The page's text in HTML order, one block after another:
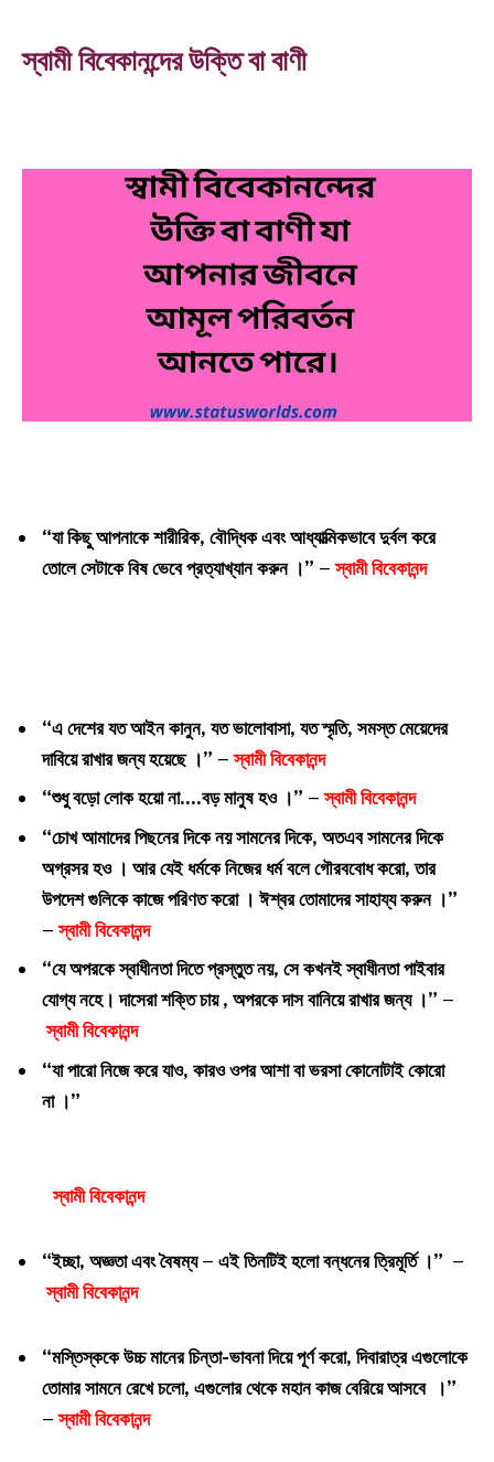
স্বামী বিবেকানন্দের উক্তি বা বাণী
“যা কিছু আপনাকে শারীরিক, বৌদ্ধিক এবং আধ্যাত্মিকভাবে দুর্বল করে
তোলে সেটাকে বিষ ভেবে প্রত্যাখ্যান করুন ।” –স্বামী বিবেকানন্দ
“এ দেশের যত আইন কানুন, যত ভালোবাসা, যত স্মৃতি, সমস্ত মেয়েদের
দাবিয়ে রাখার জন্য হয়েছে ।” –স্বামী বিবেকানন্দ
“শুধু বড়ো লোক হয়ো না….বড় মানুষ হও ।” –স্বামী বিবেকানন্দ
“চোখ আমাদের পিছনের দিকে নয় সামনের দিকে, অতএব সামনের দিকে
অগ্রসর হও । আর যেই ধর্মকে নিজের ধর্ম বলে গৌরববোধ করো, তার
উপদেশ গুলিকে কাজে পরিণত করো । ঈশ্বর তোমাদের সাহায্য করুন ।”
–স্বামী বিবেকানন্দ
“যে অপরকে স্বাধীনতা দিতে প্রস্তুত নয়, সে কখনই স্বাধীনতা পাইবার
যোগ্য নহে। দাসেরা শক্তি চায় , অপরকে দাস বানিয়ে রাখার জন্য ।” –
স্বামী বিবেকানন্দ
“যা পারো নিজে করে যাও, কারও ওপর আশা বা ভরসা কোনোটাই কোরো
না ।”
স্বামী বিবেকানন্দ
“ইচ্ছা, অজ্ঞতা এবং বৈষম্য – এই তিনটিই হলো বন্ধনের ত্রিমূর্তি ।” –
স্বামী বিবেকানন্দ
“মস্তিস্ককে উচ্চ মানের চিন্তা-ভাবনা দিয়ে পূর্ণ করো, দিবারাত্র এগুলোকে
তোমার সামনে রেখে চলো, এগুলোর থেকে মহান কাজ বেরিয়ে আসবে ।”
–স্বামী বিবেকানন্দ